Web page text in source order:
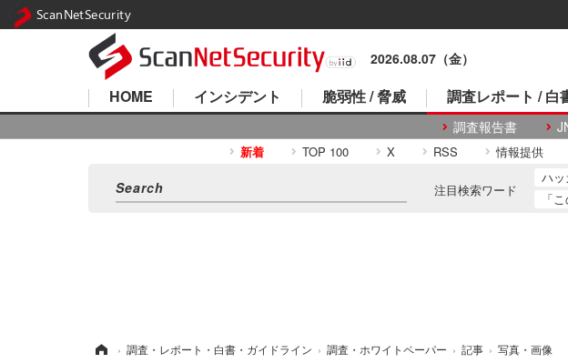
2026.08.07（金）
HOME インシデント 脆弱性 / 脅威 調査レポート / 白
調査報告書
新着 TOP 100 X RSS 情報提供
注目検索ワード
ハ
「
› 調査・レポート・白書・ガイドライン › 調査・ホワイトペーパー › 記事 › 写真・画像
ScanNetSecurity